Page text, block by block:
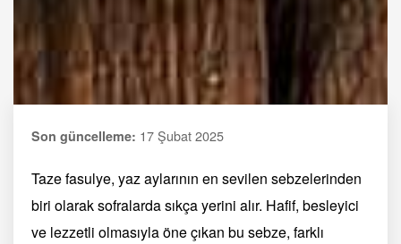
Son güncelleme: 17 Şubat 2025
Taze fasulye, yaz aylarının en sevilen sebzelerinden
biri olarak sofralarda sıkça yerini alır. Hafif, besleyici
ve lezzetli olmasıyla öne çıkan bu sebze, farklı